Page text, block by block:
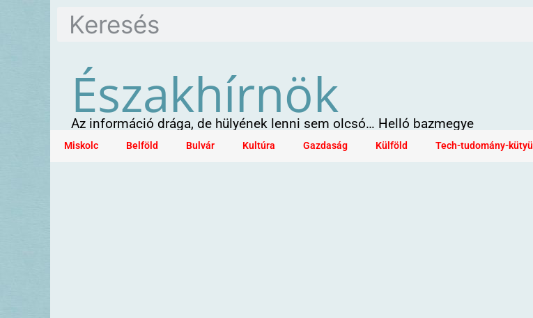
Északhírnök
Az információ drága, de hülyének lenni sem olcsó… Helló bazmegye
Miskolc Belföld Bulvár Kultúra Gazdaság Külföld Tech-tudomány-kütyü